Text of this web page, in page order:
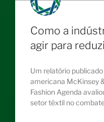
Como a
agir para
Um relatório
americana McKinsey
Fashion Agenda
setor têxtil no